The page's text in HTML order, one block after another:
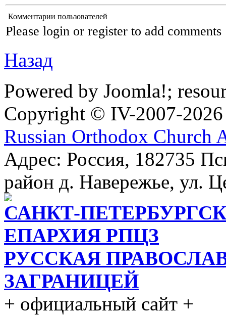
Комментарии пользователей
Please login or register to add comments
Назад
Powered by Joomla!;
Copyright © IV-2007-2026
Russian Orthodox Church
Адрес: Россия, 182735
район д. Навережье, ул.
САНКТ-
ЕПАРХИЯ РПЦЗ
РУССКАЯ
ЗАГРАНИЦЕЙ
+ официальный сайт +